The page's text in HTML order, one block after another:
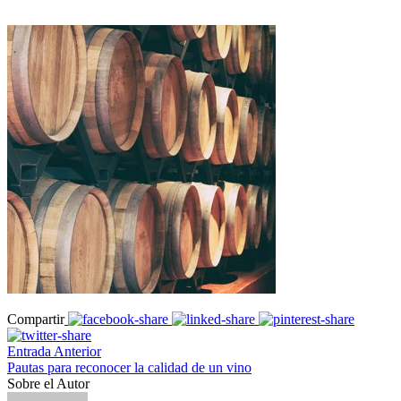
Compartir
Entrada Anterior
Pautas para reconocer la calidad de un vino
Sobre el Autor